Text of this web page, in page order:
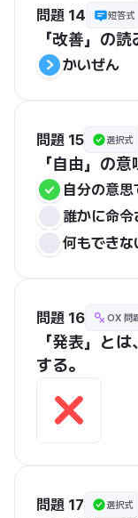
問題 14 短答式
「改善」の
かいぜん
問題 15 選択式
「自由」の
自分の意
誰かに命令
何もできな
問題 16 OX 問
「発表」と
する。
問題 17 選択式